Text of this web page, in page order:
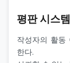
평판 시스
작성자의 활동
한다.